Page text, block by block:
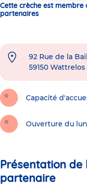
Cette crèche est membre
partenaires
92 Rue de la
59150 Wattrelos
Capacité
Ouverture du
Présentation
partenaire